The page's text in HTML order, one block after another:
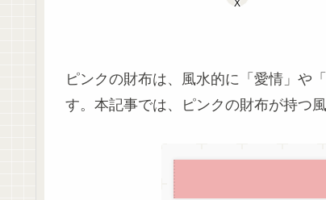
X
ピンクの財布は、風水的に「愛情」や
す。本記事では、ピンクの財布が持つ